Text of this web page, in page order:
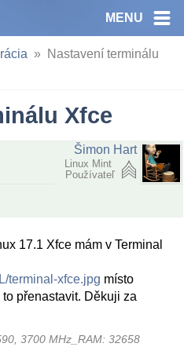
MENU
Nastavení terminálu
Xfce
Šimon Hart
Linux Mint
Používateľ
17.1 Xfce mám v Terminal
terminal-xfce.jpg místo
přenastavit. Děkuji za
3700 MHz_RAM: 32658